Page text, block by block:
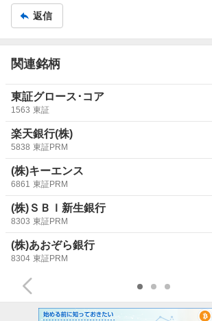
た！！！！。」
アメリカは、
の中央部にはド
ので、アフリカの中央（テドロスさん
アフリカにF-22は売れないし、日本人か
るより稼げただろう。
報道各社、誰も、言わない、経済学者も
誰も質問しなかった。
この異変はチャートに記録されたが、理
は、株の【神】と財務省だった。平然と
ルインメイで「日本株を、売りましょ
返信
関連銘柄
東証グロース･コア
1563 東証
楽天銀行(株)
5838 東証PRM
(株)キーエンス
6861 東証PRM
(株)ＳＢＩ新生銀行
8303 東証PRM
(株)あおぞら銀行
8304 東証PRM